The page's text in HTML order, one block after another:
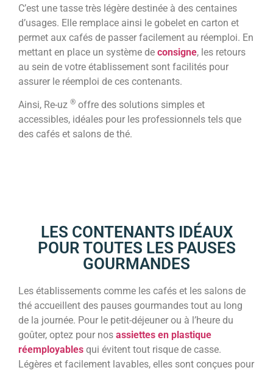
C’est une tasse très légère destinée à des centaines
d’usages. Elle remplace ainsi le gobelet en carton et
permet aux cafés de passer facilement au réemploi. En
mettant en place un système de consigne, les retours
au sein de votre établissement sont facilités pour
assurer le réemploi de ces contenants.
Ainsi, Re-uz ® offre des solutions simples et
accessibles, idéales pour les professionnels tels que
des cafés et salons de thé.
LES CONTENANTS IDÉAUX
POUR TOUTES LES PAUSES
GOURMANDES
Les établissements comme les cafés et les salons de
thé accueillent des pauses gourmandes tout au long
de la journée. Pour le petit-déjeuner ou à l’heure du
goûter, optez pour nos assiettes en plastique
réemployables qui évitent tout risque de casse.
Légères et facilement lavables, elles sont conçues pour